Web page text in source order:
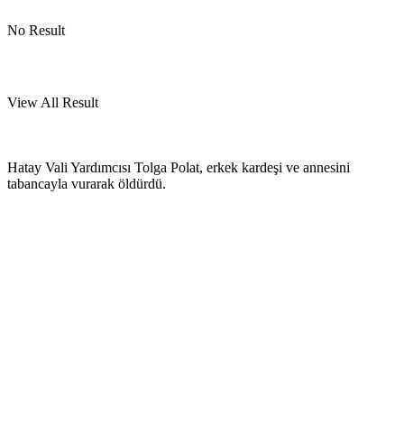
No Result
View All Result
Hatay Vali Yardımcısı Tolga Polat, erkek kardeşi ve annesini
tabancayla vurarak öldürdü.